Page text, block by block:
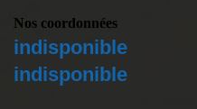
Nos coordonnées
indisponible
indisponible